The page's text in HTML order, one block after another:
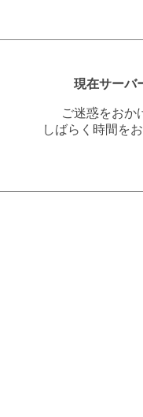
現在サーバ
ご迷惑をおか
しばらく時間を